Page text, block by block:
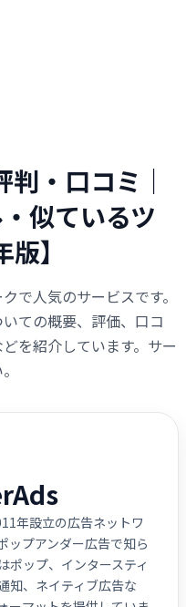
・口コミ｜
似ているツ
】
で人気のサービスです。
ての概要、評価、口コ
を紹介しています。サー
年設立の広告ネットワ
ップアンダー広告で知ら
ポップ、インタースティ
知、ネイティブ広告な